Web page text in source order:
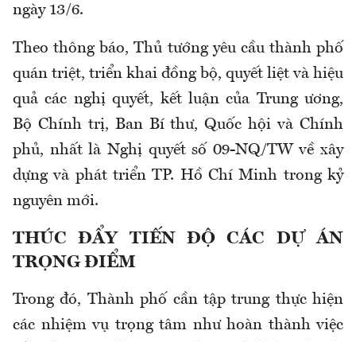
ngày 13/6.
Theo thông báo, Thủ tướng yêu cầu thành phố
quán triệt, triển khai đồng bộ, quyết liệt và hiệu
quả các nghị quyết, kết luận của Trung ương,
Bộ Chính trị, Ban Bí thư, Quốc hội và Chính
phủ, nhất là Nghị quyết số 09-NQ/TW về xây
dựng và phát triển TP. Hồ Chí Minh trong kỷ
nguyên mới.
THÚC ĐẨY TIẾN ĐỘ CÁC DỰ ÁN
TRỌNG ĐIỂM
Trong đó, Thành phố cần tập trung thực hiện
các nhiệm vụ trọng tâm như hoàn thành việc